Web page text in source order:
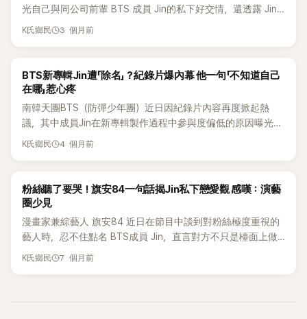
光自己與同公司前輩 BTS 成員 Jin的私下好交情，還透露 Jin
曾給他相當現實又中肯的建議，引發現場一陣笑聲。 6日播出
活與私下趣事。 節目中，主持人問杋圭：「你平常也會遵守世界
級偶像的日常作息嗎？」杋圭則透露，自己和 BTS 的 Jin 相當
自己也喜歡打電動，所以休假日幾乎都會去碩珍哥家一起玩遊
戲。」大方展現兩人跨團前後輩的好感情。 接著杋圭也爆料，
Jin 曾對他說：「與其出去外面惹事，還不如待在家打電動，這
樣沒有風險，反而比較好。」這番話一出，立刻讓現場笑成一
心酸的故事。」接著又追問杋圭：「但你們不是也應該出去外面
玩一玩嗎？」聽到這句話，杋圭立刻露出害羞表情，卻堅定回
應：「不不不，外面不知道會發生什麼事。我只想跟我喜歡的前
輩一起玩遊戲。」一句話不只展現對 Jin 的信任，也讓粉絲看見
緋聞、零爭議」形象，對粉絲的態度也一直被認為相當真誠。韓
K氏鄉民 3 個月前
K-POP
BTS新專輯Jin遭「除名」？紀錄片爆內幕 他一句「不知道自己
在哪」惹心疼
南韓天團BTS（防彈少年團）近日因紀錄片內容再度掀起熱
議，其中成員Jin在新專輯製作過程中參與度偏低的原因曝光
後，立刻引發大批粉絲心疼與不滿，甚至把怒火指向其他成
原因歸咎於他的個人行程安排。不過，隨著BTS紀錄片正式公
開，部分海外媒體搶先釋出內容，也讓整起事件的細節逐漸浮
前往洛杉磯與成員會合。當時其他成員早已完成大部分歌曲製
作，而那些歌曲最後也收錄進專輯《Arirang》中。紀錄片中更提
到，Jin其實曾希望專輯錄製時程能稍微延後，好讓自己有更多
時間參與，但最終並未如願。 Jin在片中坦言，若能等到巡演結
K氏鄉民 4 個月前
K-POP
粉絲聽了要哭！旗安84一句話揭Jin私下戀愛觀 感嘆：演藝
圈少見
漫畫家兼綜藝人 旗安84 近日在節目中談到對粉絲極度重視的
藝人時，忍不住點名 BTS成員 Jin，直言對方不只是檯面上做
給大家看，連私下都一樣把粉絲放在第一位，讓他相當佩服。
K氏鄉民 7 個月前